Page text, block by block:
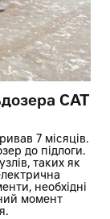
CAT
7 місяців.
до підлоги.
таких як
необхідні
момент